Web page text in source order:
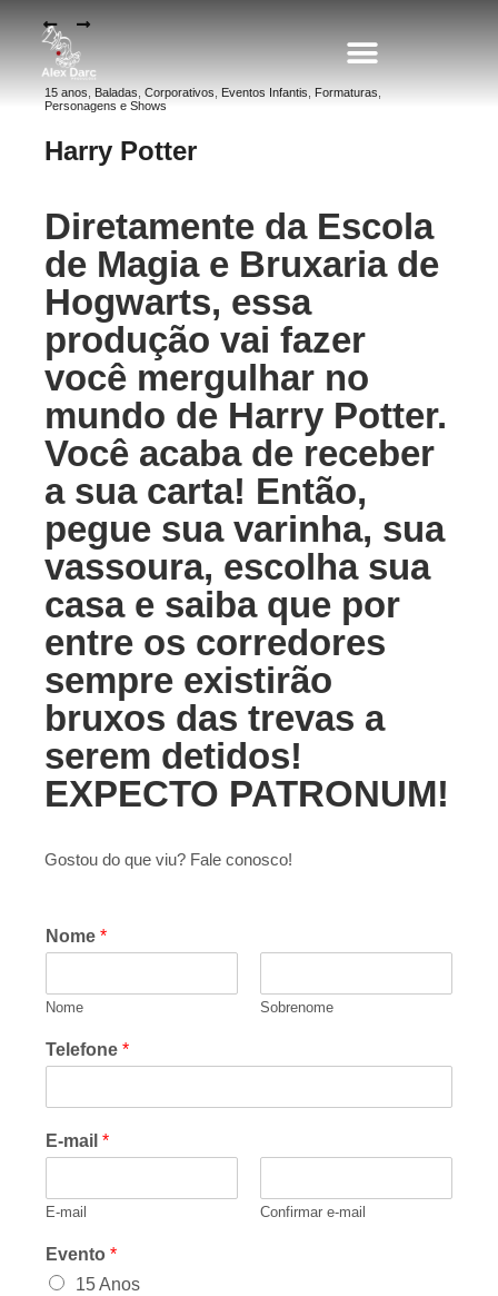
15 anos, Baladas, Corporativos, Eventos Infantis, Formaturas,
Personagens e Shows
Harry Potter
Diretamente da Escola
de Magia e Bruxaria de
Hogwarts, essa
produção vai fazer
você mergulhar no
mundo de Harry Potter.
Você acaba de receber
a sua carta! Então,
pegue sua varinha, sua
vassoura, escolha sua
casa e saiba que por
entre os corredores
sempre existirão
bruxos das trevas a
serem detidos!
EXPECTO PATRONUM!
Gostou do que viu? Fale conosco!
Nome *
Nome Sobrenome
Telefone *
E-mail *
E-mail Confirmar e-mail
Evento *
15 Anos